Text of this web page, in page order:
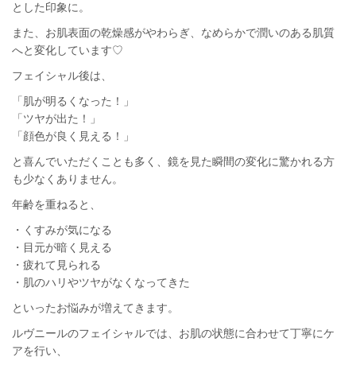
とした印象に。
また、お肌表面の乾燥感がやわらぎ、なめらかで潤いのある肌質
へと変化しています♡
フェイシャル後は、
「肌が明るくなった！」
「ツヤが出た！」
「顔色が良く見える！」
と喜んでいただくことも多く、鏡を見た瞬間の変化に驚かれる方
も少なくありません。
年齢を重ねると、
・くすみが気になる
・目元が暗く見える
・疲れて見られる
・肌のハリやツヤがなくなってきた
といったお悩みが増えてきます。
ルヴニールのフェイシャルでは、お肌の状態に合わせて丁寧にケ
アを行い、